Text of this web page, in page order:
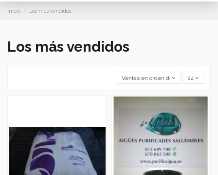
Inicio Los más vendidos
Los más vendidos
Ventas en orden decreciente
24